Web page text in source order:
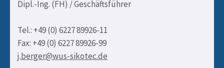
Dipl.-Ing. (FH) / Geschäftsführer
Tel.: +49 (0) 6227 89926-11
Fax: +49 (0) 6227 89926-99
j.berger@wus-sikotec.de